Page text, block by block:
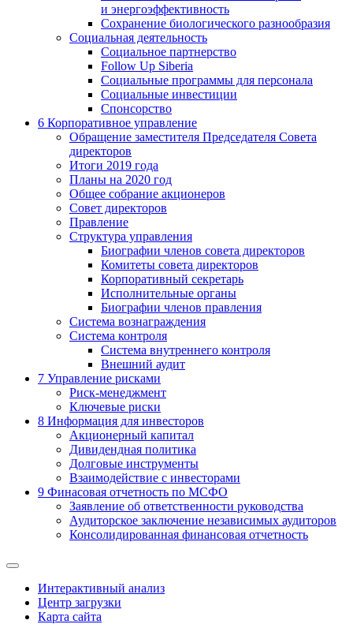
и энергоэффективность
Сохранение биологического разнообразия
Социальная деятельность
Социальное партнерство
Follow Up Siberia
Социальные программы для персонала
Социальные инвестиции
Спонсорство
6 Корпоративное управление
Обращение заместителя Председателя Совета
директоров
Итоги 2019 года
Планы на 2020 год
Общее собрание акционеров
Совет директоров
Правление
Структура управления
Биографии членов совета директоров
Комитеты совета директоров
Корпоративный секретарь
Исполнительные органы
Биографии членов правления
Система вознаграждения
Система контроля
Система внутреннего контроля
Внешний аудит
7 Управление рисками
Риск-менеджмент
Ключевые риски
8 Информация для инвесторов
Акционерный капитал
Дивидендная политика
Долговые инструменты
Взаимодействие с инвеcторами
9 Финасовая отчетность по МСФО
Заявление об ответственности руководства
Аудиторское заключение независимых аудиторов
Консолидированная финансовая отчетность
Интерактивный анализ
Центр загрузки
Карта сайта